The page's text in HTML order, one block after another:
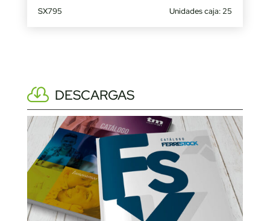
SX795 Unidades caja: 25
DESCARGAS